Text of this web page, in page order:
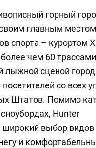
горный
главным
спорта – курортом
чем 60
лыжной сценой город
со всех
Штатов. Помимо
Hunter
широкий выбор видов
и